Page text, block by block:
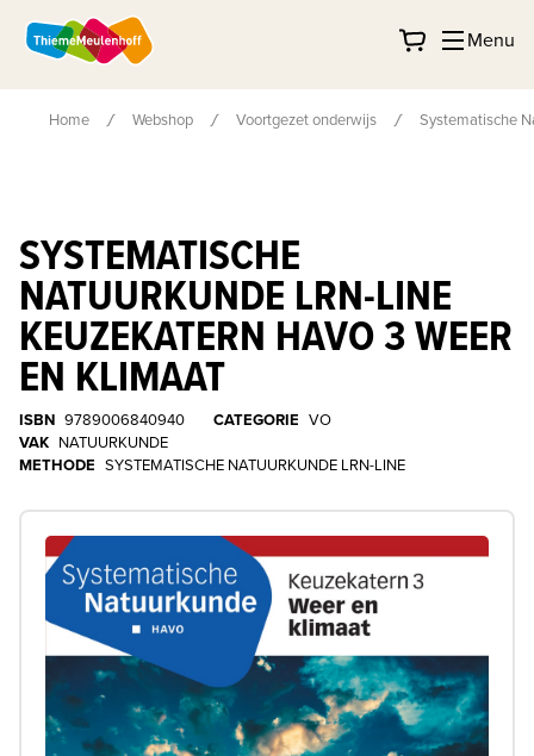
Menu
Home Webshop Voortgezet onderwijs Systematische
SYSTEMATISCHE
NATUURKUNDE LRN-LINE
KEUZEKATERN HAVO 3 WEER
EN KLIMAAT
ISBN 9789006840940 CATEGORIE VO
VAK NATUURKUNDE
METHODE SYSTEMATISCHE NATUURKUNDE LRN-LINE